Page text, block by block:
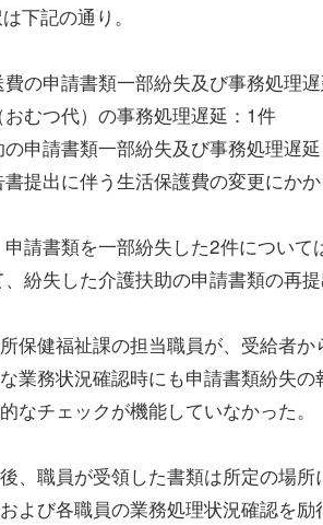
下記の通り。
の申請書類一部紛失及び事務処理
むつ代）の事務処理遅延：1件
申請書類一部紛失及び事務処理遅
提出に伴う生活保護費の変更にか
請書類を一部紛失した2件について
紛失した介護扶助の申請書類の再
保健福祉課の担当職員が、受給者
業務状況確認時にも申請書類紛失
なチェックが機能していなかった。
、職員が受領した書類は所定の場
よび各職員の業務処理状況確認を